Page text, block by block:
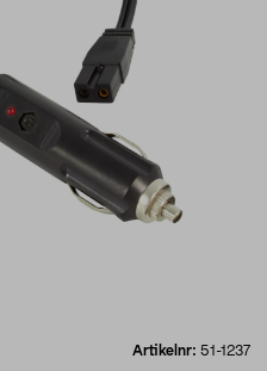
Artikelnr: 51-1237